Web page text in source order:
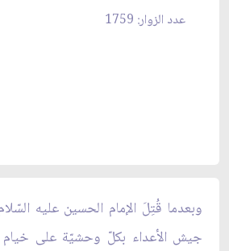
عدد الزوار: 1759
وبعدما قُتِلَ الإمام الحسين عليه
جيش الأعداء بكلّ وحشيّة على خيام